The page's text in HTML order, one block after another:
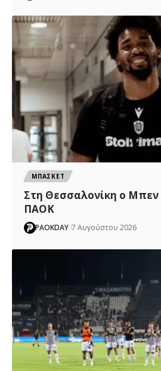
ΜΠΑΣΚΕΤ
Στη Θεσσαλονίκη ο Μπεν
ΠΑΟΚ
PAOKDAY 7 Αυγούστου 2026